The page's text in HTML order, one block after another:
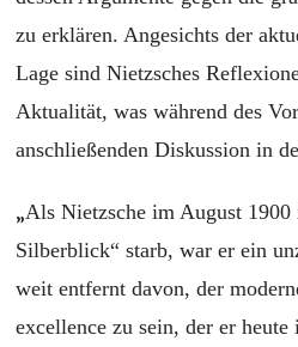
zu erklären. Angesichts der
Lage sind Nietzsches
Aktualität, was während des
anschließenden Diskussion in
„Als Nietzsche im August
Silberblick“ starb, war er ein
weit entfernt davon, der
excellence zu sein, der er